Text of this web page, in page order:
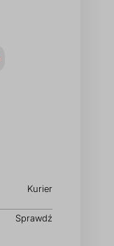
Kurier
Sprawdź